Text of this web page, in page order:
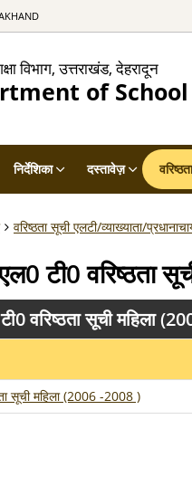
विभाग, उत्तराखंड, देहरादून
of
निर्देशिका दस्तावेज़
वरिष्ठता सूची एलटी/व्याख्याता/
टी0 वरिष्ठता
वरिष्ठता सूची महिला
सूची महिला (2006 -2008 )